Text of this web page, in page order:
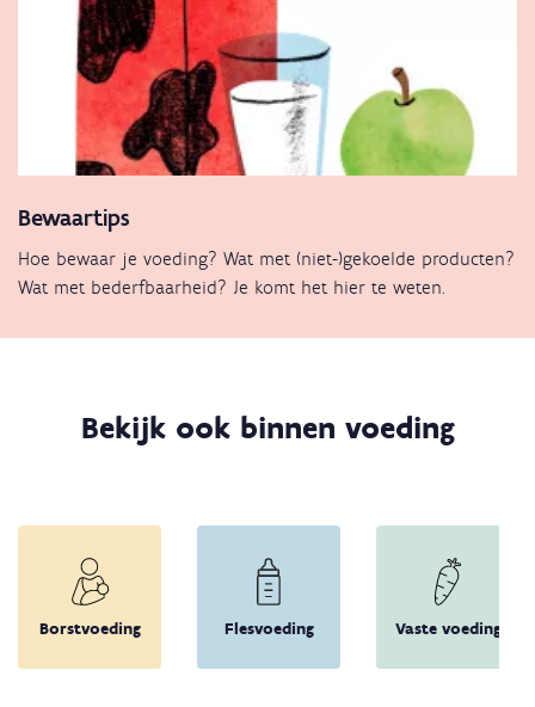
Bewaartips
Hoe bewaar je voeding? Wat met (niet-)gekoelde producten?
Wat met bederfbaarheid? Je komt het hier te weten.
Bekijk ook binnen voeding
Borstvoeding Flesvoeding Vaste voeding